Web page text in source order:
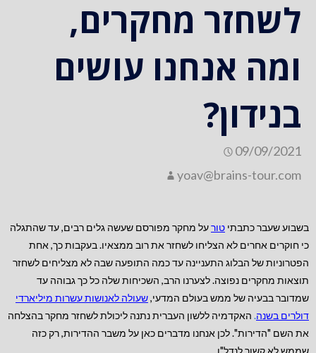
לשחזר מחקרים,
ומה אנחנו עושים
בנידון?
09/09/2021
yoav@brains-tour.com
בשבוע שעבר כתבתי טורעל מחקר מפורסם שעשה גלים רבים, עד שהתגלה
כי חוקרים אחרים לא הצליחו לשחזר את רוב ממצאיו. בעקבות כך, אחת
הפטרוניות של הבלוג התעניינה עד כמה התופעה שבה לא מצליחים לשחזר
תוצאות מחקרים נפוצה. לצערנו הרב, השכיחות שלה כל כך גבוהה עד
שמדובר בבעיה של ממש בעולם המדעי,שעולה לאנושות עשרות מיליארדי
דולרים בשנה. האקדמיה ללשון העברית נתנה ליכולת לשחזר מחקר בהצלחה
את השם "הדירות". לכן אנחנו מדברים כאן על משבר ההדירות, רק כזה
שממש לא קשור לנדל"ן.